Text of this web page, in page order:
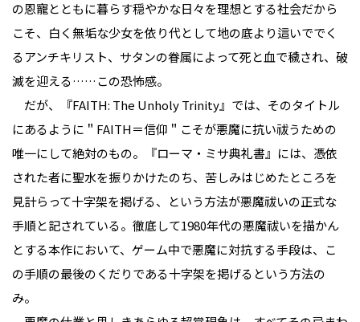
の恩寵とともに暮らす穏やかな日々を理想とする社会だから
こそ、白く無垢な少女を依り代として地の底より這いででく
るアンチキリスト、サタンの眷属によって死と血で穢され、破
滅を迎える……この恐怖感。
だが、『FAITH: The Unholy Trinity』では、そのタイトル
にあるように＂FAITH＝信仰＂こそが悪魔に抗い祓うための
唯一にして絶対のもの。『ローマ・ミサ典礼書』には、憑依
された者に聖水を振りかけたのち、苦しみはじめたところを
見計らって十字架を掲げる、という方法が悪魔祓いの正式な
手順と記されている。徹底して1980年代の悪魔祓いを描かん
とする本作において、ゲーム中で悪魔に対抗する手段は、こ
の手順の最後のくだりである十字架を掲げるという方法の
み。